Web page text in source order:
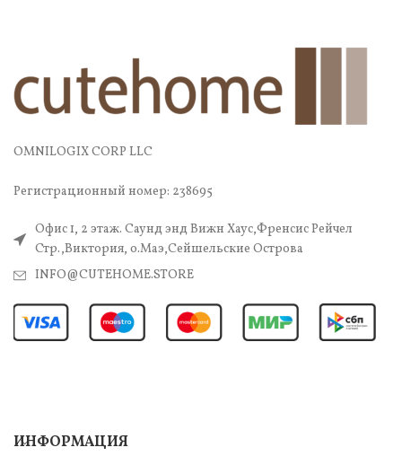
OMNILOGIX CORP LLC
Регистрационный номер: 238695
Офис 1, 2 этаж. Саунд энд Вижн Хаус,Френсис Рейчел
Стр.,Виктория, о.Маэ,Сейшельские Острова
INFO@CUTEHOME.STORE
ИНФОРМАЦИЯ